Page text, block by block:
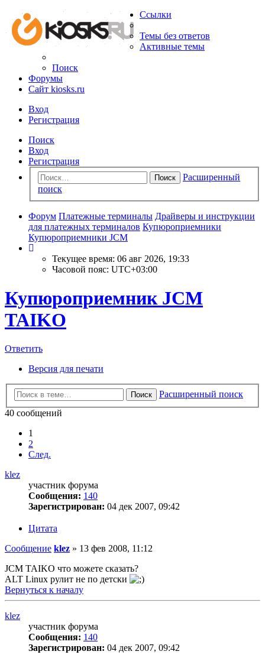
Ссылки
Темы без ответов
Активные темы
Поиск
Форумы
Сайт kiosks.ru
Вход
Регистрация
Поиск
Вход
Регистрация
Поиск
Расширенный
поиск
Форум Платежные терминалы Драйверы и инструкции
для платежных терминалов Купюроприемники
Купюроприемники JCM
Текущее время: 06 авг 2026, 19:33
Часовой пояс: UTC+03:00
Купюроприемник JCM
TAIKO
Ответить
Версия для печати
Поиск
Расширенный поиск
40 сообщений
1
2
След.
klez
участник форума
Сообщения: 140
Зарегистрирован: 04 дек 2007, 09:42
Цитата
Сообщение klez » 13 фев 2008, 11:12
JCM TAIKO что можете сказать?
ALT Linux рулит не по детски
Вернуться к началу
klez
участник форума
Сообщения: 140
Зарегистрирован: 04 дек 2007, 09:42